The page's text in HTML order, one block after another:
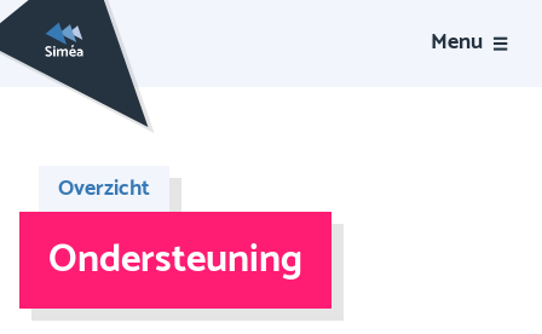
Menu
Overzicht
Ondersteuning